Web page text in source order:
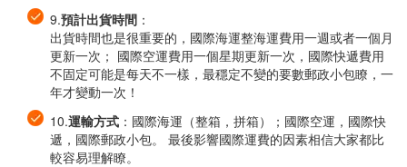
9.預計出貨時間 ：
出貨時間也是很重要的，國際海運整海運費用一週或者一個月
更新一次； 國際空運費用一個星期更新一次，國際快遞費用
不固定可能是每天不一樣，最穩定不變的要數郵政小包瞭，一
年才變動一次！
10.運輸方式 ：國際海運（整箱，拼箱）；國際空運，國際快
遞，國際郵政小包。 最後影響國際運費的因素相信大家都比
較容易理解瞭。